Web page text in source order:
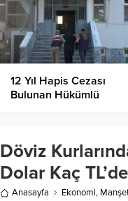
12 Yıl Hapis Cezası
Bulunan Hükümlü
Döviz
Dolar Kaç
Anasayfa Ekonomi,